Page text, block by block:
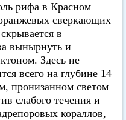
рифа в Красном
сверкающих
в
вынырнуть и
Здесь не
всего на глубине 14
пронизанном светом
слабого течения и
кораллов,